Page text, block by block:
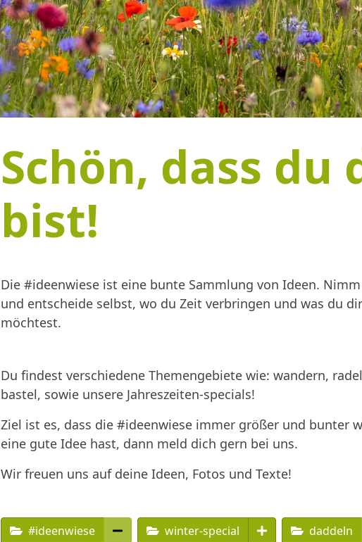
Schön, dass du
bist!
Die #ideenwiese ist eine bunte Sammlung von Ideen.
und entscheide selbst, wo du Zeit verbringen und was du
möchtest.
Du findest verschiedene Themengebiete wie: wandern,
bastel, sowie unsere Jahreszeiten-specials!
Ziel ist es, dass die #ideenwiese immer größer und bunter
eine gute Idee hast, dann meld dich gern bei uns.
Wir freuen uns auf deine Ideen, Fotos und Texte!
#ideenwiese winter-special daddeln